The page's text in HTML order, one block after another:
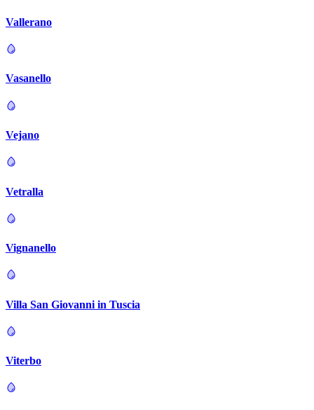
Vallerano
Vasanello
Vejano
Vetralla
Vignanello
Villa San Giovanni in Tuscia
Viterbo